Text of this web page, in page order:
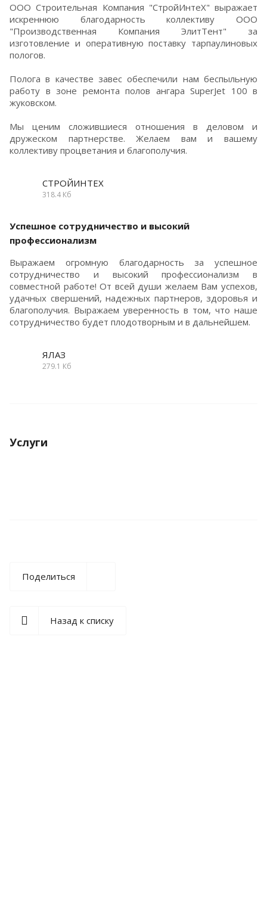
ООО Строительная Компания "СтройИнтеХ" выражает
искреннюю благодарность коллективу ООО
"Производственная Компания ЭлитТент" за
изготовление и оперативную поставку тарпаулиновых
пологов.
Полога в качестве завес обеспечили нам беспыльную
работу в зоне ремонта полов ангара SuperJet 100 в
жуковском.
Мы ценим сложившиеся отношения в деловом и
дружеском партнерстве. Желаем вам и вашему
коллективу процветания и благополучия.
СТРОЙИНТЕХ
318.4 Кб
Успешное сотрудничество и высокий
профессионализм
Выражаем огромную благодарность за успешное
сотрудничество и высокий профессионализм в
совместной работе! От всей души желаем Вам успехов,
удачных свершений, надежных партнеров, здоровья и
благополучия. Выражаем уверенность в том, что наше
сотрудничество будет плодотворным и в дальнейшем.
ЯЛАЗ
279.1 Кб
Услуги
Поделиться
Назад к списку